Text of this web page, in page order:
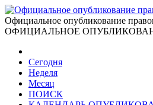
Официальное опубликование
ОФИЦИАЛЬНОЕ
Сегодня
Неделя
Месяц
ПОИСК